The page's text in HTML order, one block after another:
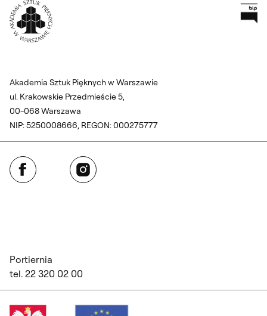
Akademia Sztuk Pięknych w Warszawie
ul. Krakowskie Przedmieście 5,
00-068 Warszawa
NIP: 5250008666, REGON: 000275777
Facebook Instagram
Portiernia
tel. 22 320 02 00